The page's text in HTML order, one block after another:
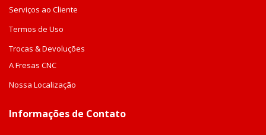
Serviços ao Cliente
Termos de Uso
Trocas & Devoluções
A Fresas CNC
Nossa Localização
Informações de Contato